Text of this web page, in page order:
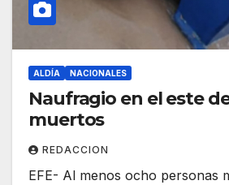
ALDÍA NACIONALES
Naufragio en el este
muertos
REDACCION
EFE- Al menos ocho personas